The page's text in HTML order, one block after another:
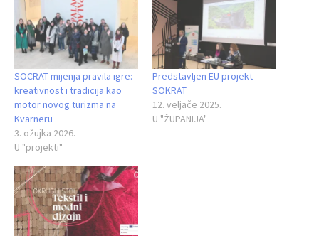
SOCRAT mijenja pravila igre:
kreativnost i tradicija kao
motor novog turizma na
Kvarneru
3. ožujka 2026.
U "projekti"
Predstavljen EU projekt
SOKRAT
12. veljače 2025.
U "ŽUPANIJA"